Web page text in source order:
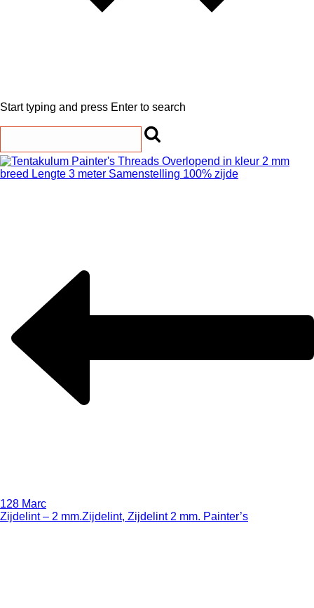
Start typing and press Enter to search
128 Marc
Zijdelint – 2 mm.Zijdelint, Zijdelint 2 mm. Painter’s